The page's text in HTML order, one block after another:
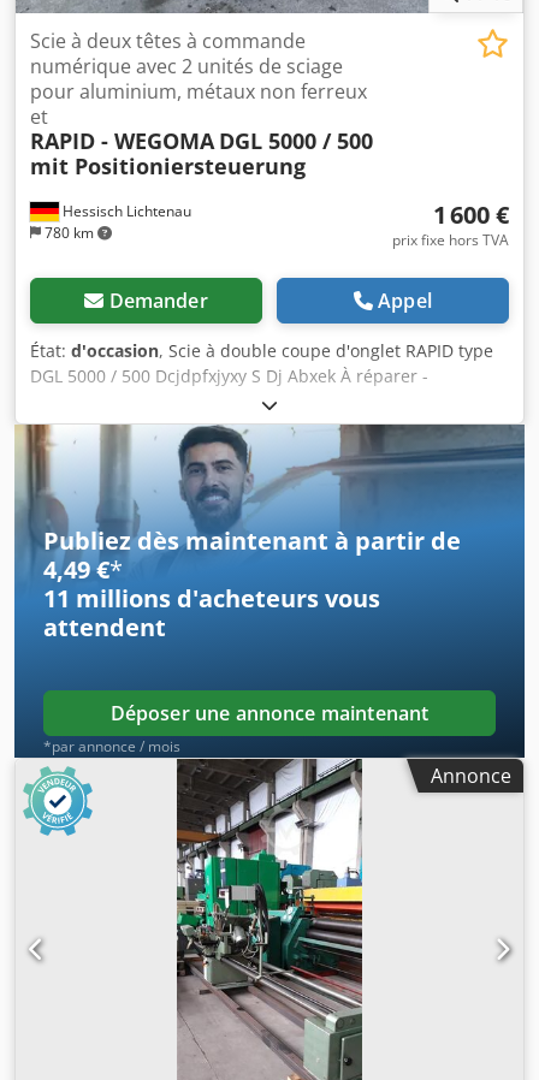
Hessisch Lichtenau
780 km
Scie à deux têtes à commande
numérique avec 2 unités de sciage
pour aluminium, métaux non ferreux
et
RAPID - WEGOMA DGL 5000 / 500
mit Positioniersteuerung
1 600 €
prix fixe hors TVA
Demander Appel
État: d'occasion, Scie à double coupe d'onglet RAPID type
DGL 5000 / 500 Dcjdpfxjyxy S Dj Abxek À réparer -
commande hors service Année de fabrication : 1993
Longueur de coupe : 5000 mm Longueur de coupe
minimale : 350 mm Diamètre de la lame : 500 mm -
Commande hors service Encombrement (L x l x H) : 7200 x
1700 x 1850 mm Poids : 1250 kg Nous faisons de la place
Machine économique – idéale pour l'export
Publiez dès maintenant à partir de
4,49 €*
11 millions d'acheteursvous
attendent
Déposer une annonce maintenant
*par annonce / mois
Annonce